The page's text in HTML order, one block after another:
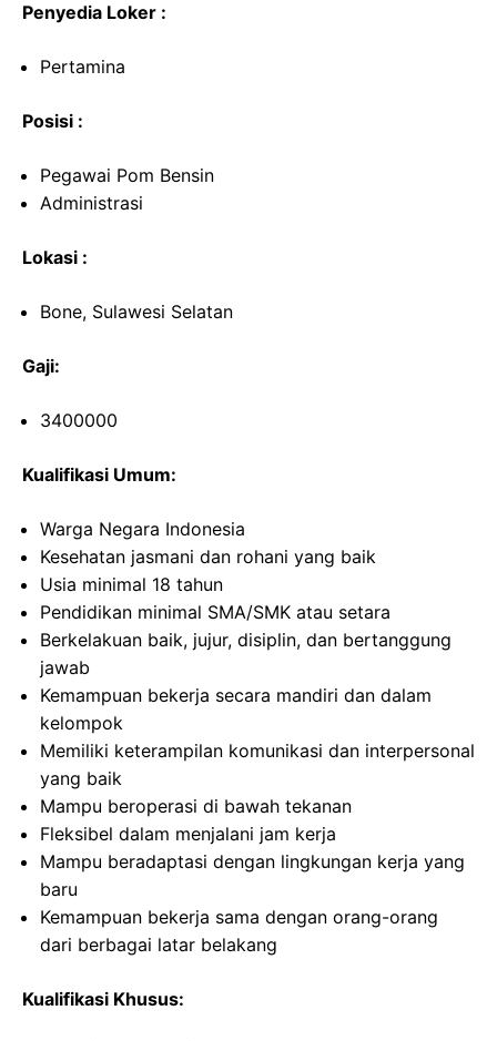
Penyedia Loker :
Pertamina
Posisi :
Pegawai Pom Bensin
Administrasi
Lokasi :
Bone, Sulawesi Selatan
Gaji:
3400000
Kualifikasi Umum:
Warga Negara Indonesia
Kesehatan jasmani dan rohani yang baik
Usia minimal 18 tahun
Pendidikan minimal SMA/SMK atau setara
Berkelakuan baik, jujur, disiplin, dan bertanggung
jawab
Kemampuan bekerja secara mandiri dan dalam
kelompok
Memiliki keterampilan komunikasi dan interpersonal
yang baik
Mampu beroperasi di bawah tekanan
Fleksibel dalam menjalani jam kerja
Mampu beradaptasi dengan lingkungan kerja yang
baru
Kemampuan bekerja sama dengan orang-orang
dari berbagai latar belakang
Kualifikasi Khusus: